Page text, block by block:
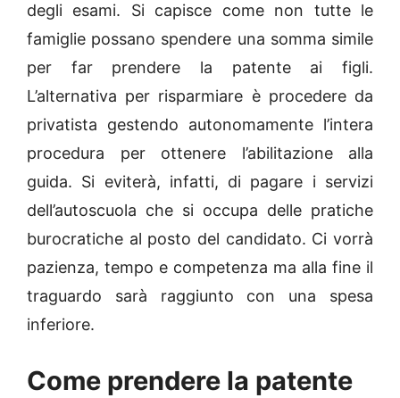
degli esami. Si capisce come non tutte le
famiglie possano spendere una somma simile
per far prendere la patente ai figli.
L’alternativa per risparmiare è procedere da
privatista gestendo autonomamente l’intera
procedura per ottenere l’abilitazione alla
guida. Si eviterà, infatti, di pagare i servizi
dell’autoscuola che si occupa delle pratiche
burocratiche al posto del candidato. Ci vorrà
pazienza, tempo e competenza ma alla fine il
traguardo sarà raggiunto con una spesa
inferiore.
Come prendere la patente